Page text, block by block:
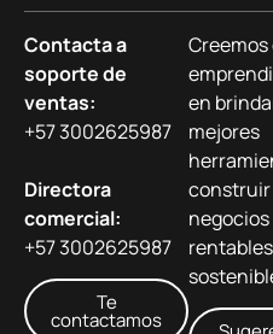
Contacta a
soporte de
ventas:
+57 3002625987
Directora
comercial:
+57 3002625987
Te
contactamos
Creemos
en
mejores
construir
negocios